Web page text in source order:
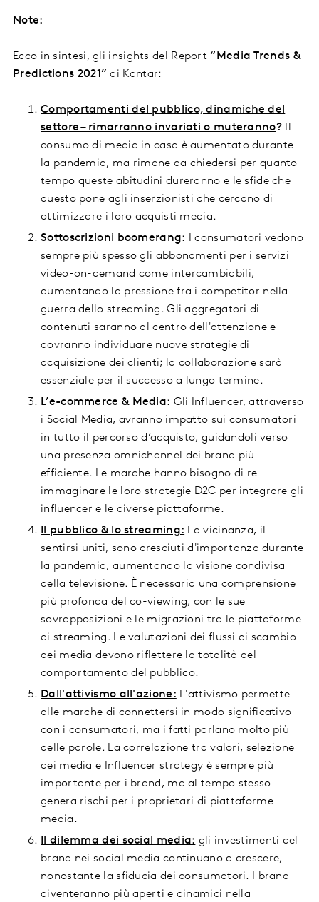
Note:
Ecco in sintesi, gli insights del Report “Media Trends &
Predictions 2021” di Kantar:
Comportamenti del pubblico, dinamiche del
settore – rimarranno invariati o muteranno?Il
consumo di media in casa è aumentato durante
la pandemia, ma rimane da chiedersi per quanto
tempo queste abitudini dureranno e le sfide che
questo pone agli inserzionisti che cercano di
ottimizzare i loro acquisti media.
Sottoscrizioni boomerang: I consumatori vedono
sempre più spesso gli abbonamenti per i servizi
video-on-demand come intercambiabili,
aumentando la pressione fra i competitor nella
guerra dello streaming. Gli aggregatori di
contenuti saranno al centro dell'attenzione e
dovranno individuare nuove strategie di
acquisizione dei clienti; la collaborazione sarà
essenziale per il successo a lungo termine.
L’e-commerce & Media: Gli Influencer, attraverso
i Social Media, avranno impatto sui consumatori
in tutto il percorso d’acquisto, guidandoli verso
una presenza omnichannel dei brand più
efficiente. Le marche hanno bisogno di re-
immaginare le loro strategie D2C per integrare gli
influencer e le diverse piattaforme.
Il pubblico & lo streaming: La vicinanza, il
sentirsi uniti, sono cresciuti d'importanza durante
la pandemia, aumentando la visione condivisa
della televisione. È necessaria una comprensione
più profonda del co-viewing, con le sue
sovrapposizioni e le migrazioni tra le piattaforme
di streaming. Le valutazioni dei flussi di scambio
dei media devono riflettere la totalità del
comportamento del pubblico.
Dall'attivismo all'azione: L'attivismo permette
alle marche di connettersi in modo significativo
con i consumatori, ma i fatti parlano molto più
delle parole. La correlazione tra valori, selezione
dei media e Influencer strategy è sempre più
importante per i brand, ma al tempo stesso
genera rischi per i proprietari di piattaforme
media.
Il dilemma dei social media: gli investimenti del
brand nei social media continuano a crescere,
nonostante la sfiducia dei consumatori. I brand
diventeranno più aperti e dinamici nella